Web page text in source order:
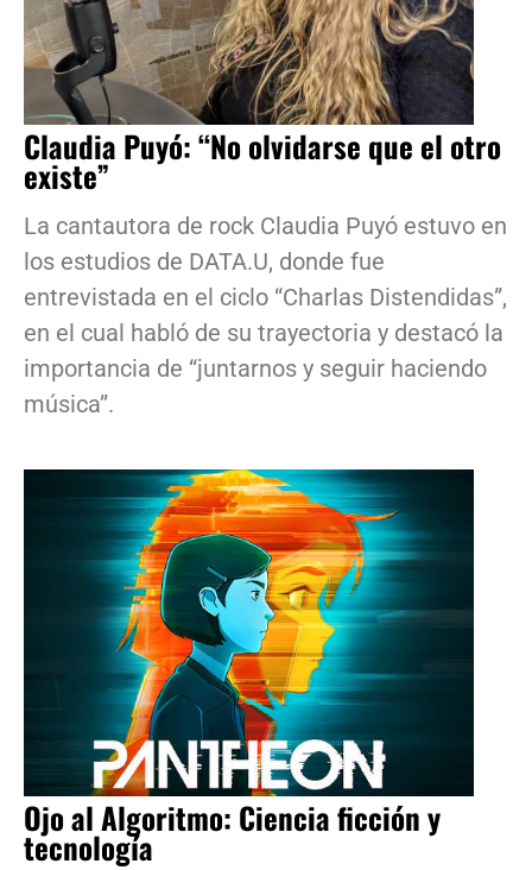
Claudia Puyó: “No olvidarse que el otro
existe”
La cantautora de rock Claudia Puyó estuvo en
los estudios de DATA.U, donde fue
entrevistada en el ciclo “Charlas Distendidas”,
en el cual habló de su trayectoria y destacó la
importancia de “juntarnos y seguir haciendo
música”.
Ojo al Algoritmo: Ciencia ficción y
tecnología